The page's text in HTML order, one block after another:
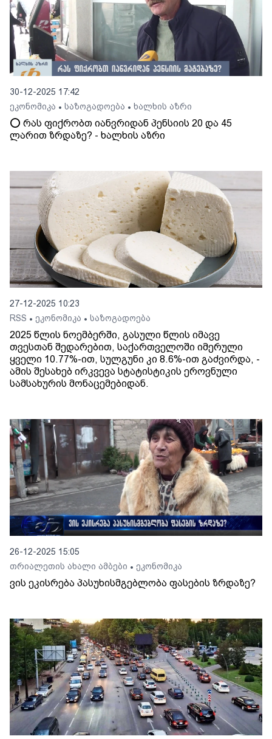
30-12-2025 17:42
ეკონომიკა • საზოგადოება • ხალხის აზრი
⭕️ რას ფიქრობთ იანვრიდან პენსიის 20 და 45
ლარით ზრდაზე? - ხალხის აზრი
27-12-2025 10:23
RSS • ეკონომიკა • საზოგადოება
2025 წლის ნოემბერში, გასული წლის იმავე
თვესთან შედარებით, საქართველოში იმერული
ყველი 10.77%-ით, სულგუნი კი 8.6%-ით გაძვირდა, -
ამის შესახებ ირკვევა სტატისტიკის ეროვნული
სამსახურის მონაცემებიდან.
26-12-2025 15:05
თრიალეთის ახალი ამბები • ეკონომიკა
ვის ეკისრება პასუხისმგებლობა ფასების ზრდაზე?